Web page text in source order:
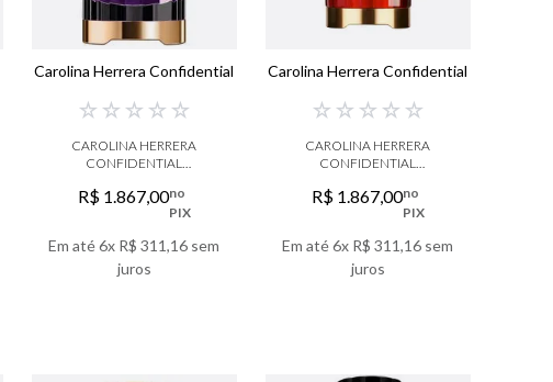
Carolina Herrera Confidential
☆ ☆ ☆ ☆ ☆
CAROLINA HERRERA
CONFIDENTIAL
PARFUM
R$ 1.867,00no
PIX
Em até6x R$ 311,16 sem
juros
Carolina Herrera Confidential
☆ ☆ ☆ ☆ ☆
CAROLINA HERRERA
CONFIDENTIAL
DE PARFUM
R$ 1.867,00no
PIX
Em até6x R$ 311,16 sem
juros